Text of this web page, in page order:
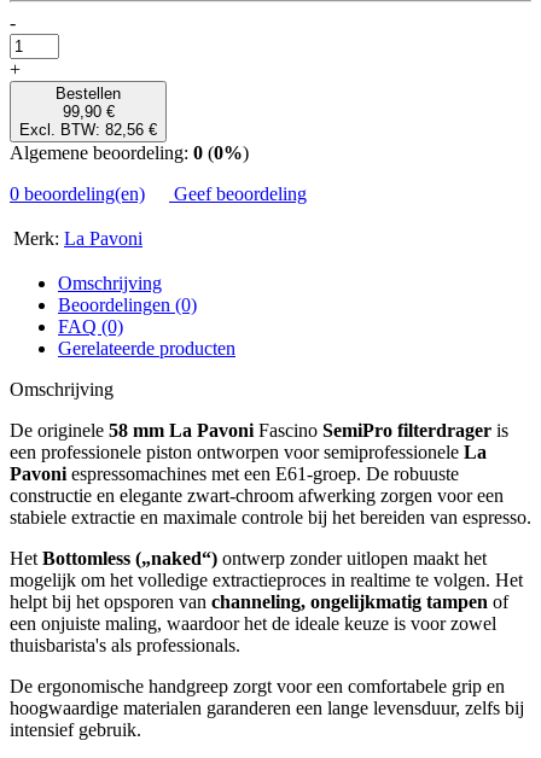
-
+
Bestellen
99,90 €
Excl. BTW: 82,56 €
Algemene beoordeling: 0 (0%)
0 beoordeling(en)
Geef beoordeling
Merk: La Pavoni
Omschrijving
Beoordelingen (0)
FAQ (0)
Gerelateerde producten
Omschrijving
De originele 58 mm La Pavoni Fascino SemiPro filterdrager is
een professionele piston ontworpen voor semiprofessionele La
Pavoni espressomachines met een E61-groep. De robuuste
constructie en elegante zwart-chroom afwerking zorgen voor een
stabiele extractie en maximale controle bij het bereiden van espresso.
Het Bottomless („naked“) ontwerp zonder uitlopen maakt het
mogelijk om het volledige extractieproces in realtime te volgen. Het
helpt bij het opsporen van channeling, ongelijkmatig tampen of
een onjuiste maling, waardoor het de ideale keuze is voor zowel
thuisbarista's als professionals.
De ergonomische handgreep zorgt voor een comfortabele grip en
hoogwaardige materialen garanderen een lange levensduur, zelfs bij
intensief gebruik.